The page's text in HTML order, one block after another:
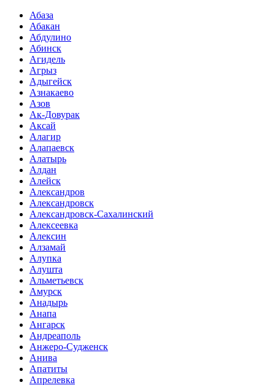
Абаза
Абакан
Абдулино
Абинск
Агидель
Агрыз
Адыгейск
Азнакаево
Азов
Ак-Довурак
Аксай
Алагир
Алапаевск
Алатырь
Алдан
Алейск
Александров
Александровск
Александровск-Сахалинский
Алексеевка
Алексин
Алзамай
Алупка
Алушта
Альметьевск
Амурск
Анадырь
Анапа
Ангарск
Андреаполь
Анжеро-Судженск
Анива
Апатиты
Апрелевка